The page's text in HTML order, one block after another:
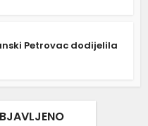
Petrovac dodijelila